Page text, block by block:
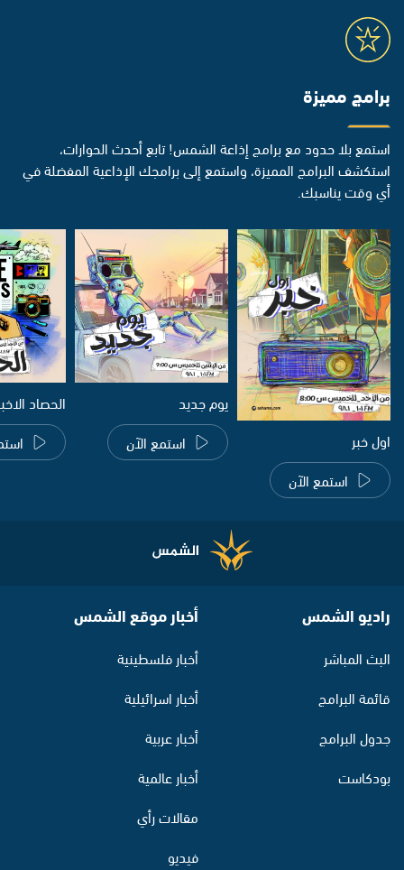
برامج مميزة
استمع بلا حدود مع برامج إذاعة الشمس! تابع أحدث الحوارات،
استكشف البرامج المميزة، واستمع إلى برامجك الإذاعية المفضلة في
أي وقت يناسبك.
اول خبر
استمع الآن
يوم جديد
استمع الآن
الحصاد
راديو الشمس
البث المباشر
قائمة البرامج
جدول البرامج
بودكاست
أخبار موقع الشمس
أخبار فلسطينية
أخبار اسرائيلية
أخبار عربية
أخبار عالمية
مقالات رأي
فيديو